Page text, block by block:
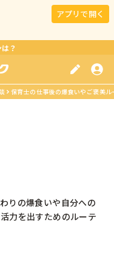
アプリで開く
？
保育士の仕事後の爆食いやご褒美ル
りの爆食いや自分への
力を出すためのルーテ